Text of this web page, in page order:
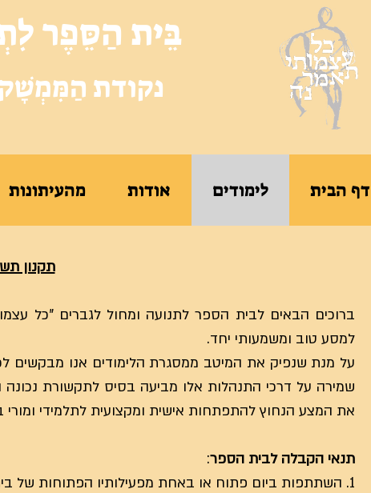
בֵּית הַסֵּפֶר
נקודת הַמִּמְשָׁק
מהעיתונות אודות לימודים דף הבית
תקנון
ברוכים הבאים לבית הספר לתנועה ומחול לגברים "כל
למסע טוב ומשמעותי יחד.
על מנת שנפיק את המיטב ממסגרת הלימודים אנו מבקשים
שמירה על דרכי התנהלות אלו מביעה בסיס לתקשורת
את המצע הנחוץ להתפתחות אישית ומקצועית לתלמידי
תנאי הקבלה לבית הספר:
1. השתתפות ביום פתוח או באחת מפעילותיו הפתוחות של בית הספר